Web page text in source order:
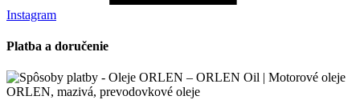
Instagram
Platba a doručenie